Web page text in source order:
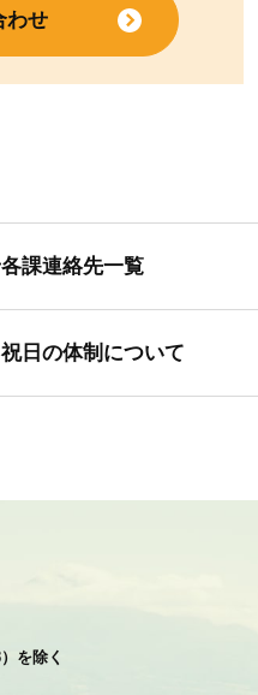
わせ
課連絡先一覧
日の体制について
を除く